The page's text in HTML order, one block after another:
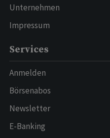
Unternehmen
Impressum
Services
Anmelden
Börsenabos
Newsletter
E-Banking